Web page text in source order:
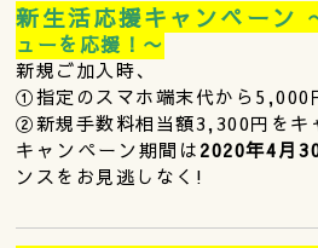
新生活応援キャンペーン
ューを応援！〜
新規ご加入時、
①指定のスマホ端末代から5,000
②新規手数料相当額3,300円をキ
キャンペーン期間は2020年4月
ンスをお見逃しなく!